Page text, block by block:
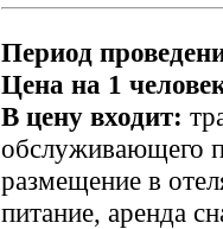
Период
Цена на 1
В цену входит:
обслуживающего
размещение в
питание, аренда